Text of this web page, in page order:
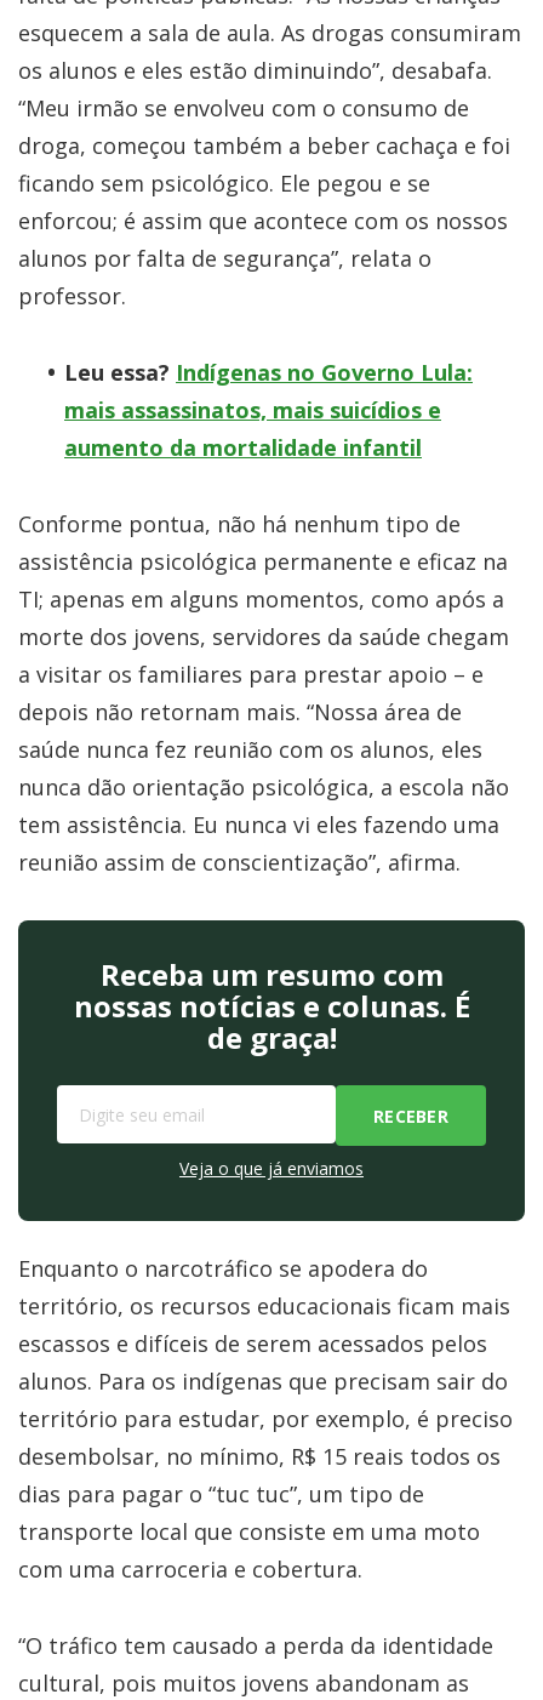
esquecem a sala de aula. As drogas consumiram
os alunos e eles estão diminuindo”, desabafa.
“Meu irmão se envolveu com o consumo de
droga, começou também a beber cachaça e foi
ficando sem psicológico. Ele pegou e se
enforcou; é assim que acontece com os nossos
alunos por falta de segurança”, relata o
professor.
Leu essa? Indígenas no Governo Lula:
mais assassinatos, mais suicídios e
aumento da mortalidade infantil
Conforme pontua, não há nenhum tipo de
assistência psicológica permanente e eficaz na
TI; apenas em alguns momentos, como após a
morte dos jovens, servidores da saúde chegam
a visitar os familiares para prestar apoio – e
depois não retornam mais. “Nossa área de
saúde nunca fez reunião com os alunos, eles
nunca dão orientação psicológica, a escola não
tem assistência. Eu nunca vi eles fazendo uma
reunião assim de conscientização”, afirma.
Receba um resumo com
nossas notícias e colunas. É
de graça!
Veja o que já enviamos
Enquanto o narcotráfico se apodera do
território, os recursos educacionais ficam mais
escassos e difíceis de serem acessados pelos
alunos. Para os indígenas que precisam sair do
território para estudar, por exemplo, é preciso
desembolsar, no mínimo, R$ 15 reais todos os
dias para pagar o “tuc tuc”, um tipo de
transporte local que consiste em uma moto
com uma carroceria e cobertura.
“O tráfico tem causado a perda da identidade
cultural, pois muitos jovens abandonam as